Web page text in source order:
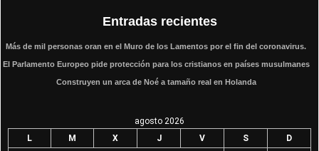
Entradas recientes
Más de mil personas oran en el Muro de los Lamentos por el fin del coronavirus.
El Parlamento Europeo pide protección para los cristianos en países musulmanes
Construyen un arca de Noé a tamaño real en Holanda
agosto 2026
L
M X J V S
D